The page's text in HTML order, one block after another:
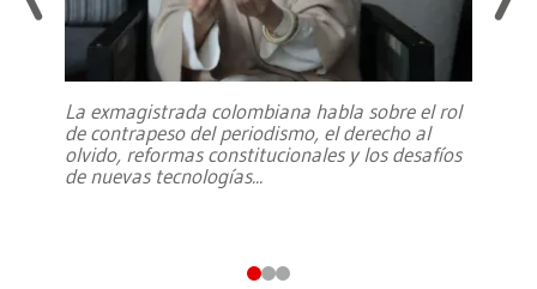
La exmagistrada colombiana habla sobre el rol
de contrapeso del periodismo, el derecho al
olvido, reformas constitucionales y los desafíos
de nuevas tecnologías...